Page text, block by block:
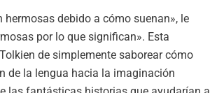
hermosas debido a cómo suenan», le
por lo que significan». Esta
de simplemente saborear cómo
de la lengua hacia la imaginación